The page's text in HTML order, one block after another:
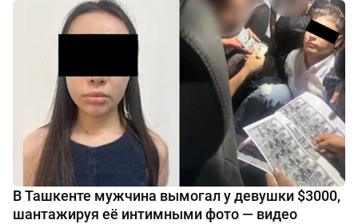
В Ташкенте мужчина вымогал у девушки $3000,
шантажируя её интимными фото — видео